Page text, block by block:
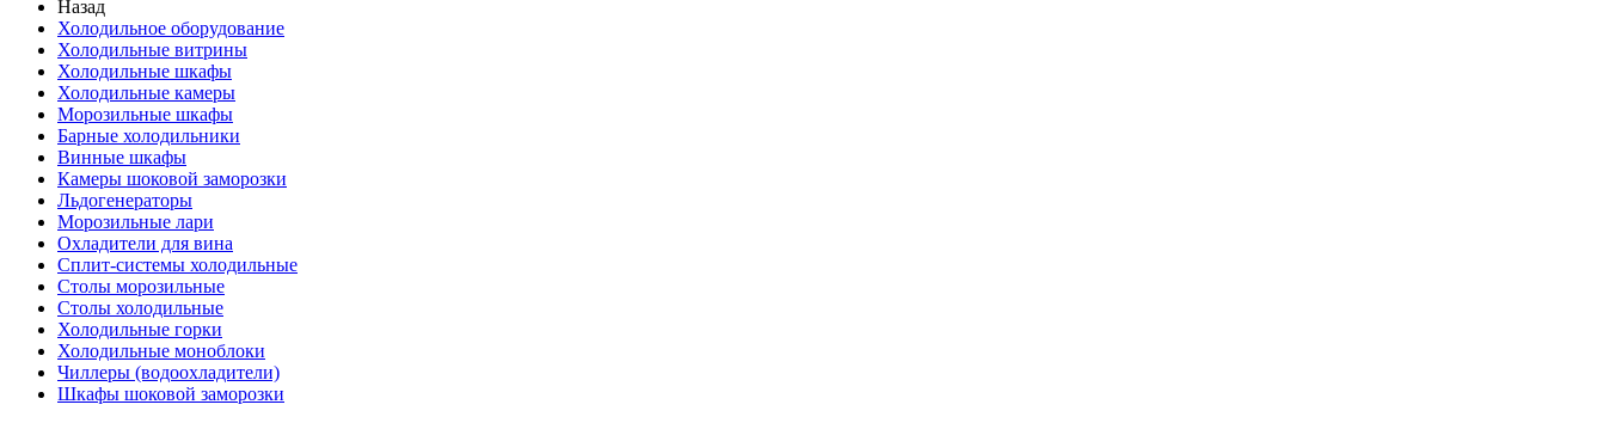
Назад
Холодильное оборудование
Холодильные витрины
Холодильные шкафы
Холодильные камеры
Морозильные шкафы
Барные холодильники
Винные шкафы
Камеры шоковой заморозки
Льдогенераторы
Морозильные лари
Охладители для вина
Сплит-системы холодильные
Столы морозильные
Столы холодильные
Холодильные горки
Холодильные моноблоки
Чиллеры (водоохладители)
Шкафы шоковой заморозки